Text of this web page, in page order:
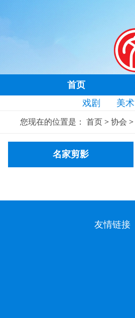
首页
戏剧
美术
您现在的位置是： 首页 > 协会 >
名家剪影
友情链接